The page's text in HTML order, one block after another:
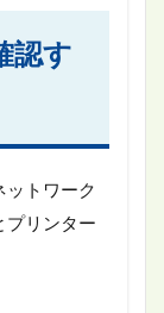
認す
ットワーク
プリンター